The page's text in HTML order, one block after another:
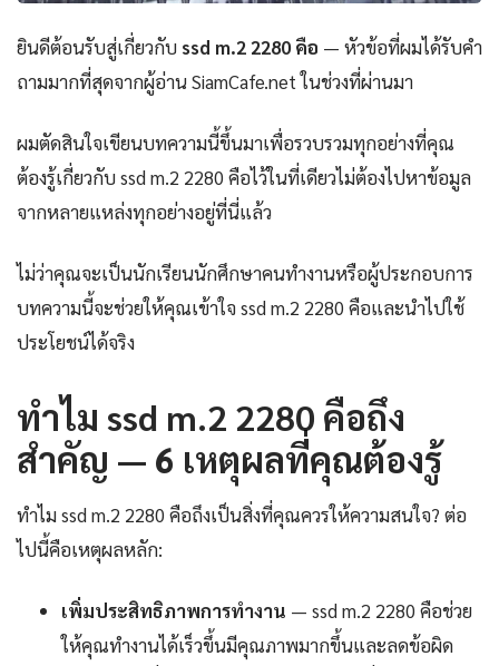
ยินดีต้อนรับสู่เกี่ยวกับ ssd m.2 2280 คือ — หัวข้อที่ผมได้รับคำ
ถามมากที่สุดจากผู้อ่าน SiamCafe.net ในช่วงที่ผ่านมา
ผมตัดสินใจเขียนบทความนี้ขึ้นมาเพื่อรวบรวมทุกอย่างที่คุณ
ต้องรู้เกี่ยวกับ ssd m.2 2280 คือไว้ในที่เดียวไม่ต้องไปหาข้อมูล
จากหลายแหล่งทุกอย่างอยู่ที่นี่แล้ว
ไม่ว่าคุณจะเป็นนักเรียนนักศึกษาคนทำงานหรือผู้ประกอบการ
บทความนี้จะช่วยให้คุณเข้าใจ ssd m.2 2280 คือและนำไปใช้
ประโยชน์ได้จริง
ทำไม ssd m.2 2280 คือถึง
สำคัญ — 6 เหตุผลที่คุณต้องรู้
ทำไม ssd m.2 2280 คือถึงเป็นสิ่งที่คุณควรให้ความสนใจ? ต่อ
ไปนี้คือเหตุผลหลัก:
เพิ่มประสิทธิภาพการทำงาน — ssd m.2 2280 คือช่วย
ให้คุณทำงานได้เร็วขึ้นมีคุณภาพมากขึ้นและลดข้อผิด